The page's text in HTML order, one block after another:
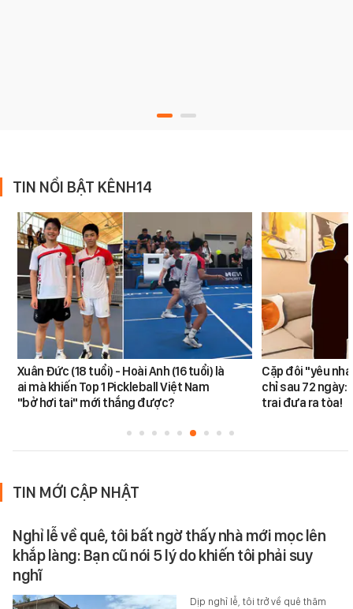
TIN NỔI BẬT KÊNH14
Xuân Đức (18 tuổi) - Hoài Anh (16 tuổi) là
ai mà khiến Top 1 Pickleball Việt Nam
"bở hơi tai" mới thắng được?
Cặp đôi "yêu
chỉ sau 72 ngày:
trai đưa ra tòa!
TIN MỚI CẬP NHẬT
Nghỉ lễ về quê, tôi bất ngờ thấy nhà mới mọc lên
khắp làng: Bạn cũ nói 5 lý do khiến tôi phải suy
nghĩ
Dịp nghỉ lễ, tôi trở về quê thăm